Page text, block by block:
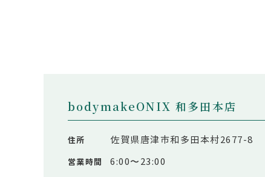
bodymakeONIX 和多田本店
住所 佐賀県唐津市和多田本村2677-8
営業時間 6:00〜23:00